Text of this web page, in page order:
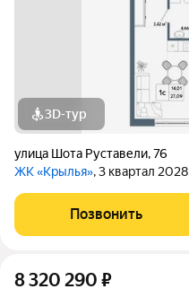
3D-тур
улица Шота Руставели,76
ЖК «Крылья», 3 квартал 2028
Позвонить
8 320 290 ₽